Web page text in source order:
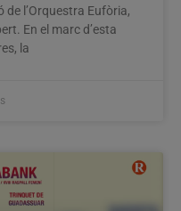
de l’Orquestra Eufòria,
En el marc d’esta
la